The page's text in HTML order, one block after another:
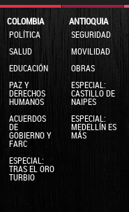
COLOMBIA
POLÍTICA
SALUD
EDUCACIÓN
PAZ Y
DERECHOS
HUMANOS
ACUERDOS
DE
GOBIERNO Y
FARC
ESPECIAL:
TRAS EL ORO
TURBIO
ANTIOQUIA
SEGURIDAD
MOVILIDAD
OBRAS
ESPECIAL:
CASTILLO DE
NAIPES
ESPECIAL:
MEDELLÍN ES
MÁS